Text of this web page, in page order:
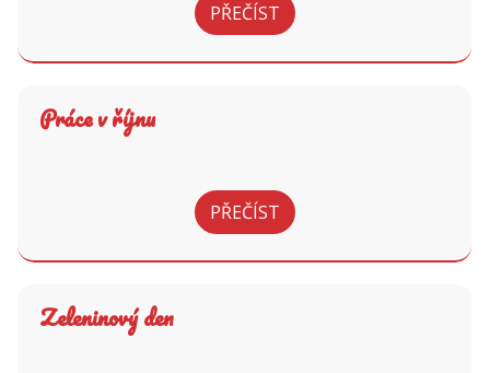
PŘEČÍST
Práce v říjnu
PŘEČÍST
Zeleninový den